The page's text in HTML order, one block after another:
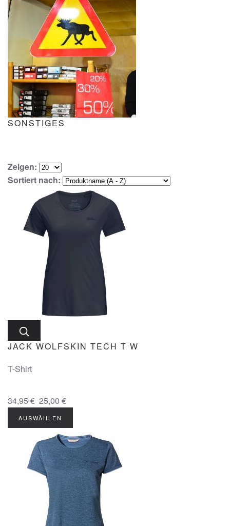
SONSTIGES
Zeigen:
Sortiert nach:
JACK WOLFSKIN TECH T W
T-Shirt
34,95 € 25,00 €
AUSWÄHLEN